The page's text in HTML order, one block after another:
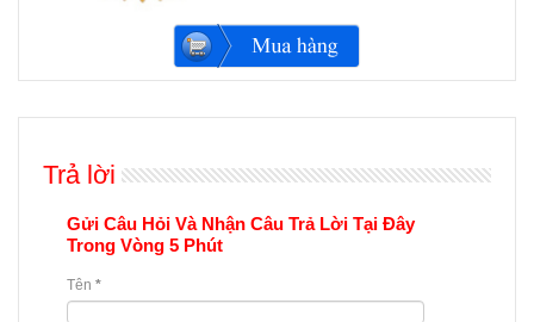
Trả lời
Gửi Câu Hỏi Và Nhận Câu Trả Lời Tại Đây
Trong Vòng 5 Phút
Tên *